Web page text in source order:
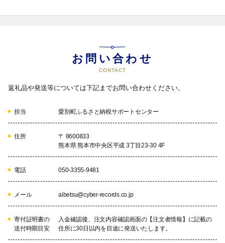
お問い合わせ
CONTACT
返礼品や発送等については下記までお問い合わせください。
担当 愛別町ふるさと納税サポートセンター
住所
〒 8600833
熊本県 熊本市中央区平成 3丁目23-30 4F
電話 050-3355-9481
メール aibetsu@cyber-records.co.jp
寄付証明書の
送付時期目安
入金確認後、注文内容確認画面の【注文者情報】に記載の
住所に30日以内を目途に発送いたします。